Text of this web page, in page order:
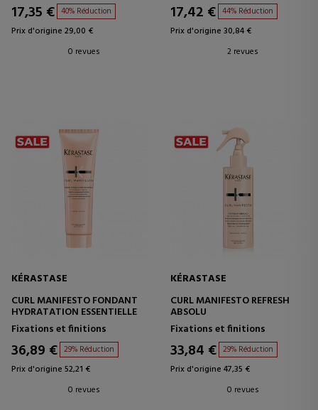
17,35 € 40% Réduction
Prix d'origine 29,00 €
0 revues
17,42 € 44% Réduction
Prix d'origine 30,84 €
2 revues
KÉRASTASE
CURL MANIFESTO FONDANT
HYDRATATION ESSENTIELLE
Fixations et finitions
36,89 € 29% Réduction
Prix d'origine 52,21 €
0 revues
KÉRASTASE
CURL MANIFESTO REFRESH
ABSOLU
Fixations et finitions
33,84 € 29% Réduction
Prix d'origine 47,35 €
0 revues